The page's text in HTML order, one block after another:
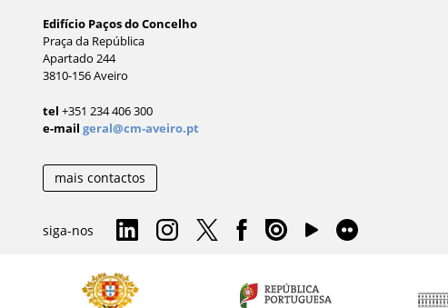
Edifício Paços do Concelho
Praça da República
Apartado 244
3810-156 Aveiro
tel +351 234 406 300
e-mail geral@cm-aveiro.pt
mais contactos
siga-nos